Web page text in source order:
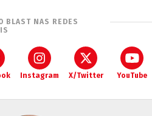
BLAST NAS REDES
Instagram X/Twitter YouTube